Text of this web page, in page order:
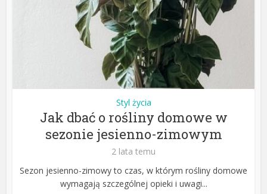
Styl życia
Jak dbać o rośliny domowe w
sezonie jesienno-zimowym
2 lata temu
Sezon jesienno-zimowy to czas, w którym rośliny domowe
wymagają szczególnej opieki i uwagi...